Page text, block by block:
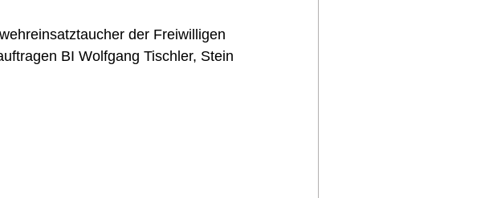
der Freiwilligen
BI Wolfgang Tischler, Stein